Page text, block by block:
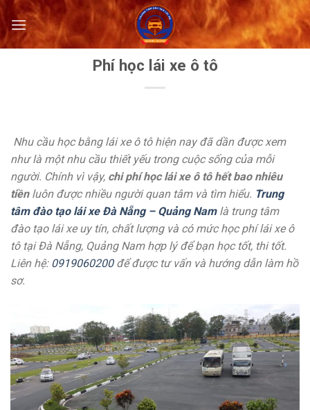
Skip
to
content
Phí học lái xe ô tô
Nhu cầu học bằng lái xe ô tô hiện nay đã dần được xem
như là một nhu cầu thiết yếu trong cuộc sống của mỗi
người. Chính vì vậy, chi phí học lái xe ô tô hết bao nhiêu
tiềnluôn được nhiều người quan tâm và tìm hiểu. Trung
tâm đào tạo lái xe Đà Nẵng – Quảng Nam là trung tâm
đào tạo lái xe uy tín, chất lượng và có mức học phí lái xe ô
tô tại Đà Nẵng, Quảng Nam hợp lý để bạn học tốt, thi tốt.
Liên hệ: 0919060200để được tư vấn và hướng dẫn làm hồ
sơ.